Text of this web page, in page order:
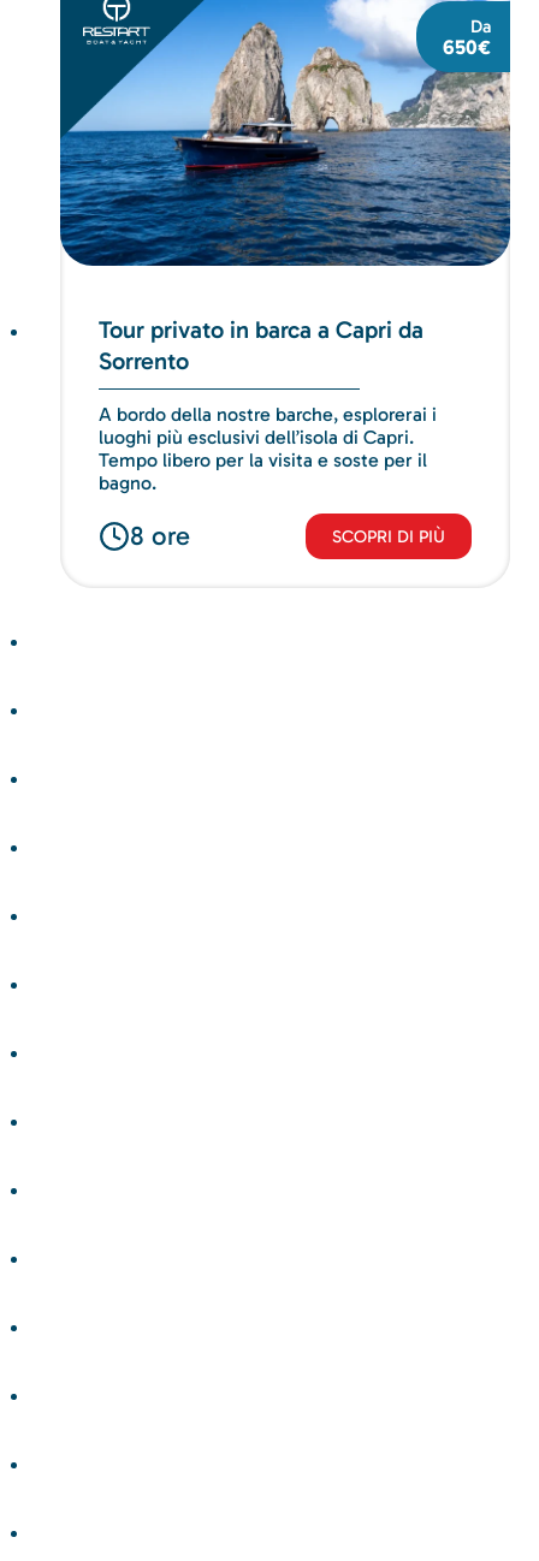
Da
650€
Tour privato in barca a Capri da
Sorrento
A bordo della nostre barche, esplorerai i
luoghi più esclusivi dell’isola di Capri.
Tempo libero per la visita e soste per il
bagno.
8 ore SCOPRI DI PIÙ